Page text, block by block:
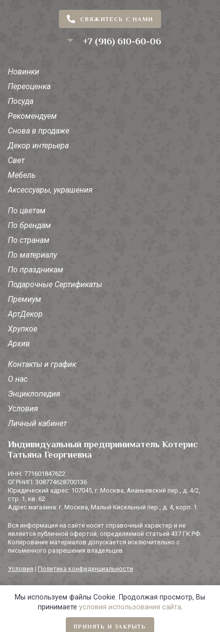
СВЯЖИТЕСЬ С НАМИ
+7 (916) 610-60-06
Новинки
Переоценка
Посуда
Рекомендуем
Снова в продаже
Декор интерьера
Свет
Мебель
Аксессуары, украшения
По цветам
По брендам
По странам
По материалу
По праздникам
Подарочные Сертификаты
Премиум
АртДекор
Хрупкое
Архив
Контакты и график
О нас
Энциклопедия
Условия
Личный кабинет
Индивидуальный предприниматель Котерис
Татьяна Георгиевна
ИНН: 771601847622
ОГРНИП: 308774628700136
Юридический адрес: 107045, г. Москва, Ананьевский пер., д. 4/2,
стр. 1, кв. 62
Адрес магазина: г. Москва, Малый Кисельный пер., д. 4, корп. 1
Вся информация на сайте носит справочный характер и не
является публичной офертой, определяемой статьей 437 ГК РФ.
Копирование материалов допускается исключительно с
письменного разрешения владельцев.
Условия | Политика конфиденциальности
© 2014-2026 «3 СОРОКИ». Все права защищены.
Мы используем файлы Cookie. Продолжая просмотр, Вы
принимаете условия использования сайта.
ПРИНЯТЬ И ЗАКРЫТЬ